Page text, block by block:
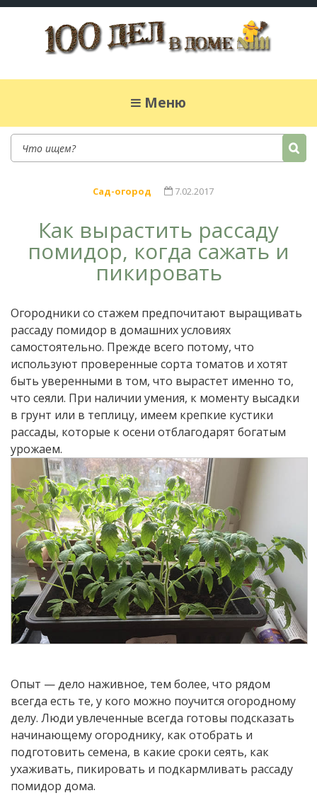
простые рецепты.Меню
Сад-огород 7.02.2017
Как вырастить рассаду
помидор, когда сажать и
пикировать
Огородники со стажем предпочитают выращивать
рассаду помидор в домашних условиях
самостоятельно. Прежде всего потому, что
используют проверенные сорта томатов и хотят
быть уверенными в том, что вырастет именно то,
что сеяли. При наличии умения, к моменту высадки
в грунт или в теплицу, имеем крепкие кустики
рассады, которые к осени отблагодарят богатым
урожаем.
Опыт — дело наживное, тем более, что рядом
всегда есть те, у кого можно поучится огородному
делу. Люди увлеченные всегда готовы подсказать
начинающему огороднику, как отобрать и
подготовить семена, в какие сроки сеять, как
ухаживать, пикировать и подкармливать рассаду
помидор дома.